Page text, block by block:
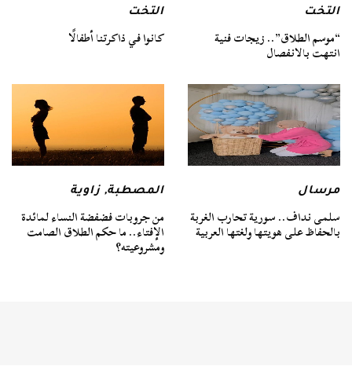
التخت
“موسم الطلاق”.. زيجات فنية
انتهت بالانفصال
التخت
كانوا في ذاكرتنا أطفالًا
مرسال
سلمى نداف.. سورية تحارب الغربة
بالحفاظ على هويتها ولغتها العربية
المصطبة, زاوية
من جروبات فضفضة النساء لمائدة
الإفتاء.. ما حكم الطلاق الصامت
ومشروعيته؟